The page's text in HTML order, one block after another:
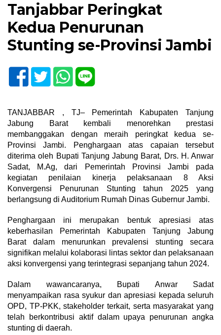
Tanjabbar Peringkat
Kedua Penurunan
Stunting se-Provinsi Jambi
TANJABBAR , TJ– Pemerintah Kabupaten Tanjung
Jabung Barat kembali menorehkan prestasi
membanggakan dengan meraih peringkat kedua se-
Provinsi Jambi. Penghargaan atas capaian tersebut
diterima oleh Bupati Tanjung Jabung Barat, Drs. H. Anwar
Sadat, M.Ag, dari Pemerintah Provinsi Jambi pada
kegiatan penilaian kinerja pelaksanaan 8 Aksi
Konvergensi Penurunan Stunting tahun 2025 yang
berlangsung di Auditorium Rumah Dinas Gubernur Jambi.
Penghargaan ini merupakan bentuk apresiasi atas
keberhasilan Pemerintah Kabupaten Tanjung Jabung
Barat dalam menurunkan prevalensi stunting secara
signifikan melalui kolaborasi lintas sektor dan pelaksanaan
aksi konvergensi yang terintegrasi sepanjang tahun 2024.
Dalam wawancaranya, Bupati Anwar Sadat
menyampaikan rasa syukur dan apresiasi kepada seluruh
OPD, TP-PKK, stakeholder terkait, serta masyarakat yang
telah berkontribusi aktif dalam upaya penurunan angka
stunting di daerah.